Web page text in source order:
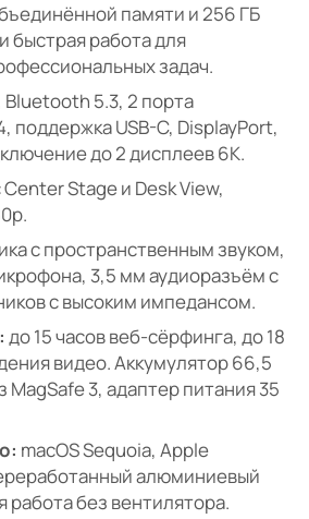
памяти и 256 ГБ
быстрая работа для
задач.
Bluetooth 5.3, 2 порта
поддержка USB-C, DisplayPort,
до 2 дисплеев 6K.
Center Stage и Desk View,
с пространственным звуком,
3,5 мм аудиоразъём с
с высоким импедансом.
до 15 часов веб-сёрфинга, до 18
видео. Аккумулятор 66,5
MagSafe 3, адаптер питания 35
macOS Sequoia, Apple
алюминиевый
работа без вентилятора.